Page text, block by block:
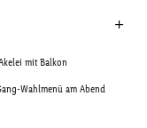
mit Balkon
Wahlmenü am Abend